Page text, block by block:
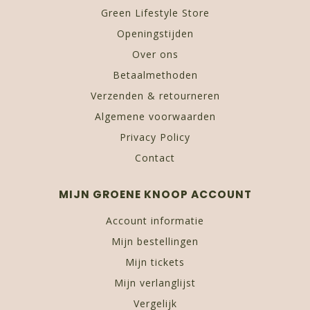
Green Lifestyle Store
Openingstijden
Over ons
Betaalmethoden
Verzenden & retourneren
Algemene voorwaarden
Privacy Policy
Contact
MIJN GROENE KNOOP ACCOUNT
Account informatie
Mijn bestellingen
Mijn tickets
Mijn verlanglijst
Vergelijk